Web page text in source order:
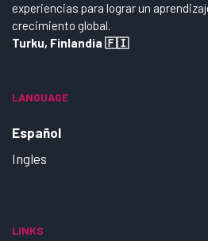
experiencias para lograr un
crecimiento global.
Turku, Finlandia 🇫🇮
LANGUAGE
Español
Ingles
LINKS